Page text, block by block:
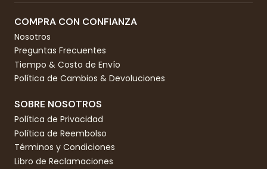
COMPRA CON CONFIANZA
Nosotros
Preguntas Frecuentes
Tiempo & Costo de Envío
Política de Cambios & Devoluciones
SOBRE NOSOTROS
Política de Privacidad
Política de Reembolso
Términos y Condiciones
Libro de Reclamaciones